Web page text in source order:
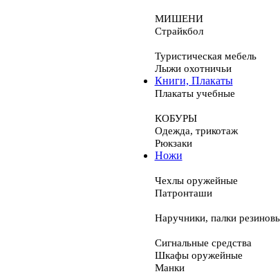
МИШЕНИ
Страйкбол
Туристическая мебель
Лыжи охотничьи
Книги, Плакаты
Плакаты учебные
КОБУРЫ
Одежда, трикотаж
Рюкзаки
Ножи
Чехлы оружейные
Патронташи
Наручники, палки
Сигнальные средства
Шкафы оружейные
Манки